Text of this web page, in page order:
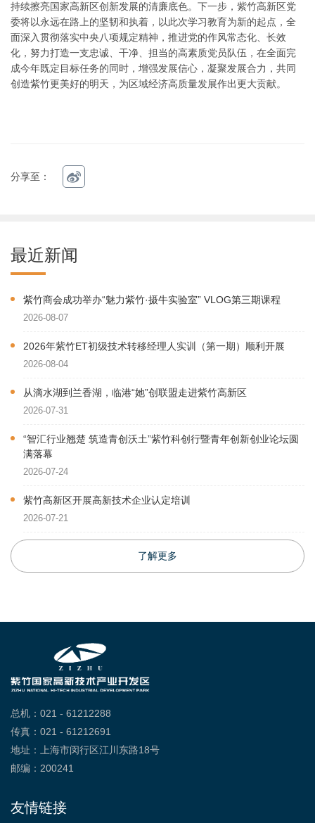
持续擦亮国家高新区创新发展的清廉底色。下一步，紫竹高新区党
委将以永远在路上的坚韧和执着，以此次学习教育为新的起点，全
面深入贯彻落实中央八项规定精神，推进党的作风常态化、长效
化，努力打造一支忠诚、干净、担当的高素质党员队伍，在全面完
成今年既定目标任务的同时，增强发展信心，凝聚发展合力，共同
创造紫竹更美好的明天，为区域经济高质量发展作出更大贡献。
分享至：
最近新闻
紫竹商会成功举办“魅力紫竹·摄牛实验室” VLOG第三期课程
2026-08-07
2026年紫竹ET初级技术转移经理人实训（第一期）顺利开展
2026-08-04
从滴水湖到兰香湖，临港“她”创联盟走进紫竹高新区
2026-07-31
“智汇行业翘楚 筑造青创沃土”紫竹科创行暨青年创新创业论坛圆
满落幕
2026-07-24
紫竹高新区开展高新技术企业认定培训
2026-07-21
了解更多
总机：021 - 61212288
传真：021 - 61212691
地址：上海市闵行区江川东路18号
邮编：200241
友情链接